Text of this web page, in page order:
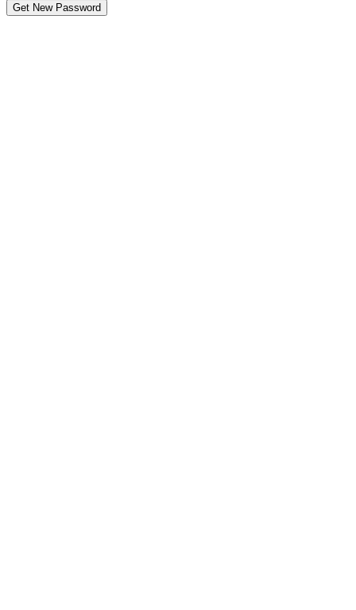
Get New Password